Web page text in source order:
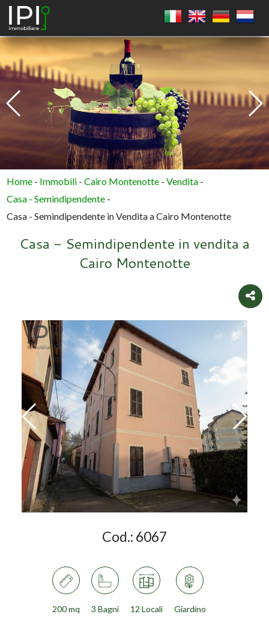
Home - Immobili -Cairo Montenotte -Vendita -
Casa - Semindipendente -
Casa - Semindipendente in Vendita a Cairo Montenotte
Casa - Semindipendente in vendita a
Cairo Montenotte
Cod.: 6067
200 mq 3 Bagni 12 Locali Giardino
QUADRATO
CERCHIO
POLIGONO